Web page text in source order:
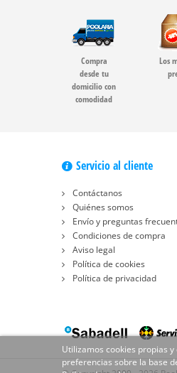
Compra
desde tu
domicilio con
comodidad
Los
Servicio al cliente
Contáctanos
Quiénes somos
Envío y preguntas
Condiciones de compra
Aviso legal
Política de cookies
Política de privacidad
Utilizamos cookies propias
preferencias sobre la base